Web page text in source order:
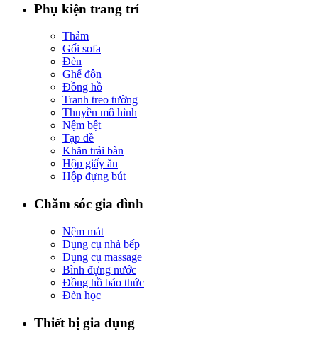
Phụ kiện trang trí
Thảm
Gối sofa
Đèn
Ghế đôn
Đồng hồ
Tranh treo tường
Thuyền mô hình
Nệm bệt
Tạp dề
Khăn trải bàn
Hộp giấy ăn
Hộp đựng bút
Chăm sóc gia đình
Nệm mát
Dụng cụ nhà bếp
Dụng cụ massage
Bình đựng nước
Đồng hồ báo thức
Đèn học
Thiết bị gia dụng